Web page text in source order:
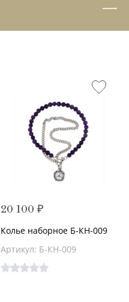
20 100 ₽
Колье наборное Б-КН-009
Артикул: Б-КН-009